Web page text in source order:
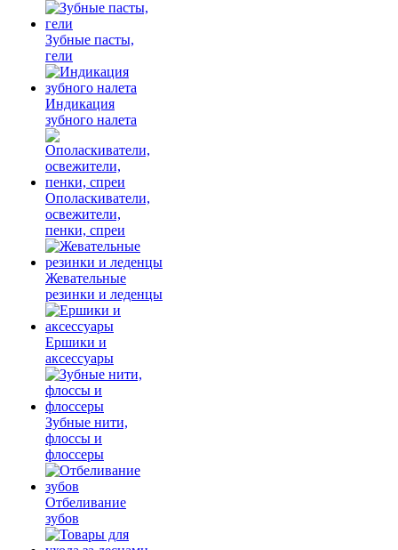
Зубные пасты,
гели
Индикация
зубного налета
Ополаскиватели,
освежители,
пенки, спреи
Жевательные
резинки и леденцы
Ершики и
аксессуары
Зубные нити,
флоссы и
флоссеры
Отбеливание
зубов